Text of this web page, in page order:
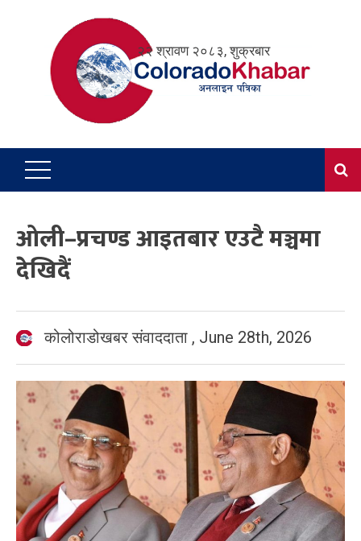
२२ श्रावण २०८३, शुक्रबार
ओली–प्रचण्ड आइतबार एउटै मञ्चमा
देखिदैं
कोलोराडोखबर संवाददाता , June 28th, 2026